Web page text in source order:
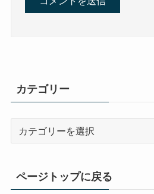
カテゴリー
ページトップに戻る